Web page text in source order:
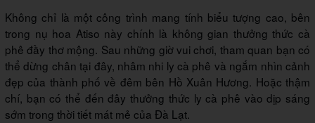
Không chỉ là một công trình mang tính biểu tượng cao, bên
trong nụ hoa Atiso này chính là không gian thưởng thức cà
phê đầy thơ mộng. Sau những giờ vui chơi, tham quan bạn có
thể dừng chân tại đây, nhâm nhi ly cà phê và ngắm nhìn cảnh
đẹp của thành phố về đêm bên Hồ Xuân Hương. Hoặc thậm
chí, bạn có thể đến đây thưởng thức ly cà phê vào dịp sáng
sớm trong thời tiết mát mẻ của Đà Lạt.